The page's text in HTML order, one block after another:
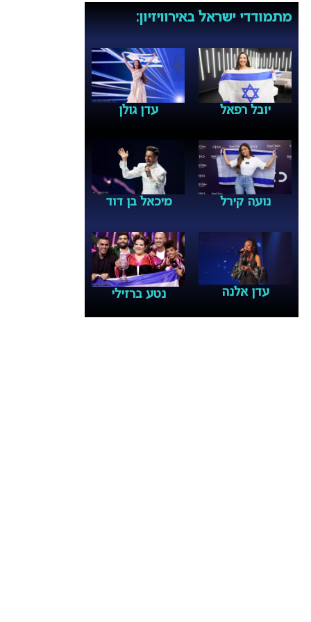
מתמודדי ישראל באירוויזיון:
יובל רפאל עדן גולן
נועה קירל מיכאל בן דוד
עדן אלנה נטע ברזילי